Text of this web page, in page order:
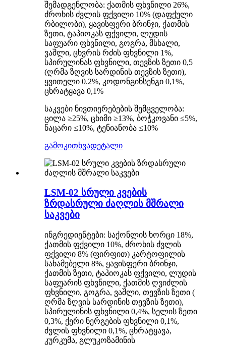
შემადგენლობა: ქათმის ფხვნილი 26%,
ძროხის ძვლის ფქვილი 10% (დაფქული
რბილობი), ყავისფერი ბრინჯი, ქათმის
ზეთი, ტაპიოკას ფქვილი, ლუდის
საფუარი ფხვნილი, გოგრა, მსხალი,
ვაშლი, ცხვრის რძის ფხვნილი 1%,
სპირულინას ფხვნილი, თევზის ზეთი 0,5
(ღრმა ზღვის სარდინის თევზის ზეთი),
ყვითელი 0.2%, კოდონგინსენგი 0,1%,
ცხრატყავა 0,1%
საკვები ნივთიერებების შემცველობა:
ცილა ≥25%, ცხიმი ≥13%, ბოჭკოვანი ≤5%,
ნაცარი ≤10%, ტენიანობა ≤10%
გამოკითხვადეტალი
LSM-02 სრული კვების
ზრდასრული ძაღლის მშრალი
საკვები
ინგრედიენტები: საქონლის ხორცი 18%,
ქათმის ფქვილი 10%, ძროხის ძვლის
ფქვილი 8% (ფირფით) კარტოფილის
სახამებელი 8%, ყავისფერი ბრინჯი,
ქათმის ზეთი, ტაპიოკას ფქვილი, ლუდის
საფუარის ფხვნილი, ქათმის ღვიძლის
ფხვნილი, გოგრა, ვაშლი, თევზის ზეთი (
ღრმა ზღვის სარდინის თევზის ზეთი),
სპირულინის ფხვნილი 0,4%, სელის ზეთი
0,3%, ქერი ნერგების ფხვნილი 0,1%,
ძვლის ფხვნილი 0,1%, ცხრატყავა,
კურკუმა, გლუკოზამინის